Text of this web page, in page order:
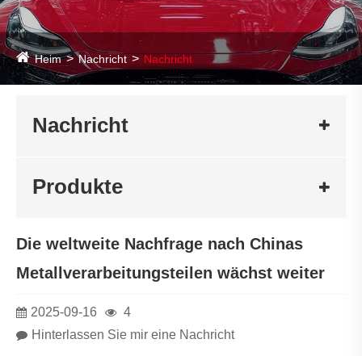
Heim Nachricht Nachricht
Nachricht
Produkte
Die weltweite Nachfrage nach Chinas
Metallverarbeitungsteilen wächst weiter
2025-09-16
4
Hinterlassen Sie mir eine Nachricht